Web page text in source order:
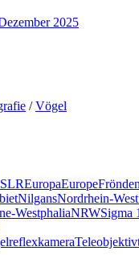
2025
/Vögel
EuropaEurope
NilgansNordrhein-
NRWSigma
Teleobjektiv